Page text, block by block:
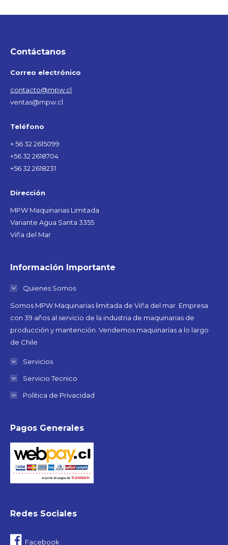
Contáctanos
Correo electrónico
contacto@mpw.cl
ventas@mpw.cl
Teléfono
+ 56 32 2615099
+56 32 2618704
+56 32 2618231
Dirección
MPW Maquinarias Limitada
Variante Agua Santa 3355
Viña del Mar
Información Importante
Quienes Somos
Somos MPW Maquinarias limitada de Viña del mar. Empresa
con 39 años al servicio de la industria de maquinarias de
producción y mantención. Vendemos maquinarías a lo largo
de Chile
Servicios
Servicio Tecnico
Politica de Privacidad
Pagos Generales
Redes Sociales
Facebook